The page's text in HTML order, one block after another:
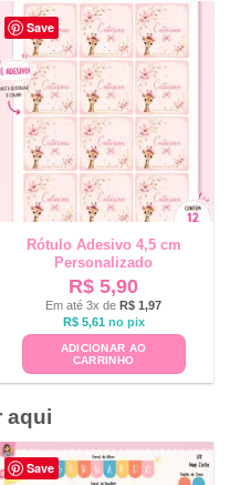
Save
Rótulo Adesivo 4,5 cm
Personalizado
R$ 5,90
Em até 3x de R$ 1,97
R$5,61 no pix
ADICIONAR AO
CARRINHO
aqui
Save